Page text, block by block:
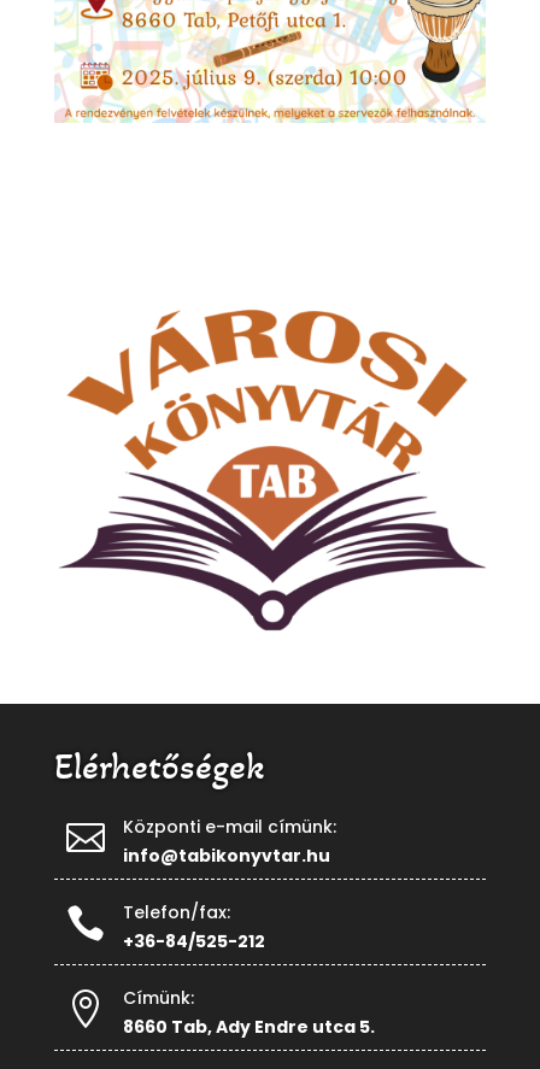
Elérhetőségek

Központi e-mail címünk:
info@tabikonyvtar.hu

Telefon/fax:
+36-84/525-212

Címünk:
8660 Tab, Ady Endre utca 5.